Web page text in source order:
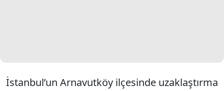
İstanbul’un Arnavutköy ilçesinde uzaklaştırma